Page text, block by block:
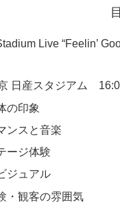
Live “Feelin’
日産スタジアム
の印象
ンスと音楽
ージ体験
ジュアル
・観客の雰囲気